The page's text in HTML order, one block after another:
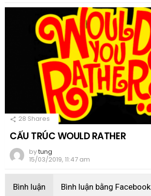
28 Shares
CẤU TRÚC WOULD RATHER
bytung
15/03/2019, 11:47 am
Bình luận Bình luận bằng Facebook